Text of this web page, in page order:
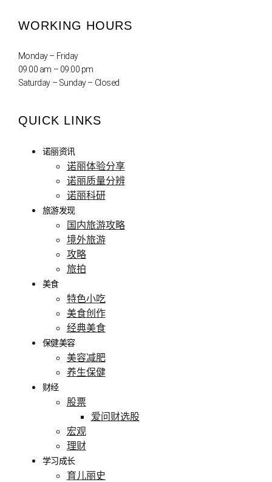
WORKING HOURS
Monday – Friday
09:00 am – 09:00 pm
Saturday – Sunday – Closed
QUICK LINKS
诺丽资讯
诺丽体验分享
诺丽质量分辨
诺丽科研
旅游发现
国内旅游攻略
境外旅游
攻略
旅拍
美食
特色小吃
美食创作
经典美食
保健美容
美容减肥
养生保健
财经
股票
爱问财选股
宏观
理财
学习成长
育儿丽史